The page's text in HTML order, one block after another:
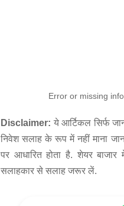
Error or missing
Disclaimer: ये आर्टिकल सिर्फ
निवेश सलाह के रूप में नहीं माना
पर आधारित होता है. शेयर
सलाहकार से सलाह जरूर लें.